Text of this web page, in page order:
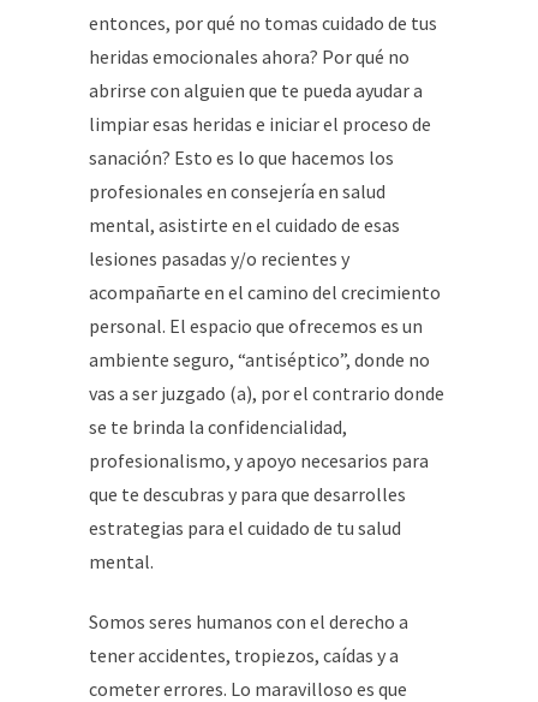
entonces, por qué no tomas cuidado de tus
heridas emocionales ahora? Por qué no
abrirse con alguien que te pueda ayudar a
limpiar esas heridas e iniciar el proceso de
sanación? Esto es lo que hacemos los
profesionales en consejería en salud
mental, asistirte en el cuidado de esas
lesiones pasadas y/o recientes y
acompañarte en el camino del crecimiento
personal. El espacio que ofrecemos es un
ambiente seguro, “antiséptico”, donde no
vas a ser juzgado (a), por el contrario donde
se te brinda la confidencialidad,
profesionalismo, y apoyo necesarios para
que te descubras y para que desarrolles
estrategias para el cuidado de tu salud
mental.
Somos seres humanos con el derecho a
tener accidentes, tropiezos, caídas y a
cometer errores. Lo maravilloso es que